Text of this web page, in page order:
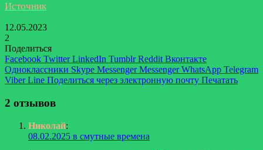
Источник
12.05.2023
2
Поделиться
Facebook Twitter LinkedIn Tumblr Reddit Вконтакте
Одноклассники Skype Messenger Messenger WhatsApp Telegram
Viber Line Поделиться через электронную почту Печатать
2 отзывов
Николай:
08.02.2025 в смутные времена